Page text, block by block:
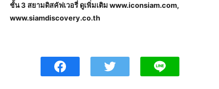
ชั้น 3 สยามดิสคัฟเวอรี่ ดูเพิ่มเติม www.iconsiam.com,
www.siamdiscovery.co.th